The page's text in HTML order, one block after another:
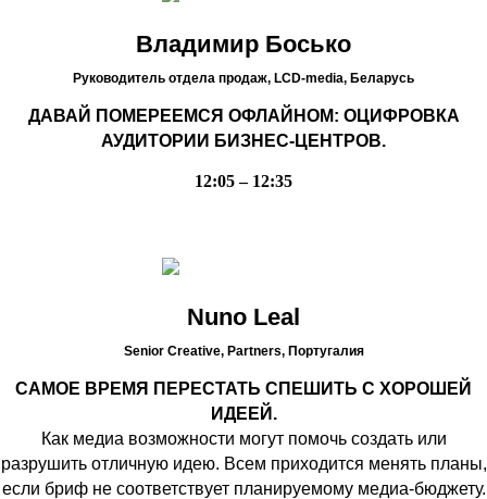
Владимир Босько
Руководитель отдела продаж, LCD-media, Беларусь
ДАВАЙ ПОМЕРЕЕМСЯ ОФЛАЙНОМ: ОЦИФРОВКА
АУДИТОРИИ БИЗНЕС-ЦЕНТРОВ.
12:05 – 12:35
Nuno Leal
Senior Creative, Partners, Португалия
САМОЕ ВРЕМЯ ПЕРЕСТАТЬ СПЕШИТЬ С ХОРОШЕЙ
ИДЕЕЙ.
Как медиа возможности могут помочь создать или
разрушить отличную идею. Всем приходится менять планы,
если бриф не соответствует планируемому медиа-бюджету.